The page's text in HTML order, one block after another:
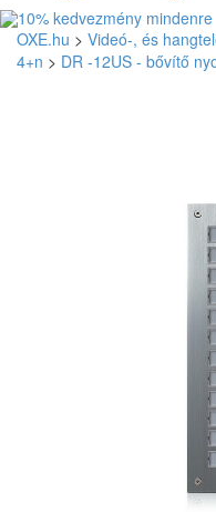
OXE.hu > Videó-, és
4+n > DR -12US - bővítő